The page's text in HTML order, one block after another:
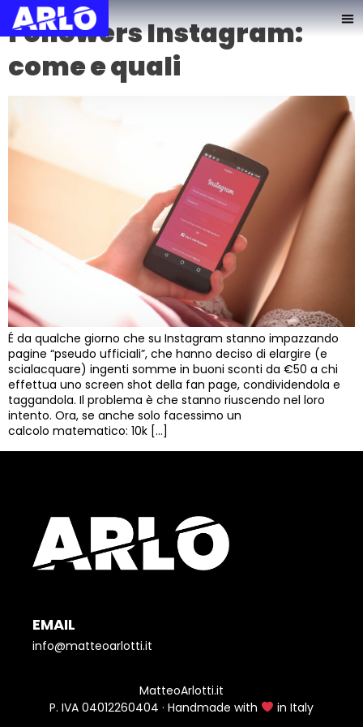
Followers Instagram:
come e quali
É da qualche giorno che su Instagram stanno impazzando
pagine “pseudo ufficiali”, che hanno deciso di elargire (e
scialacquare) ingenti somme in buoni sconti da €50 a chi
effettua uno screen shot della fan page, condividendola e
taggandola. Il problema è che stanno riuscendo nel loro
intento. Ora, se anche solo facessimo un
calcolo matematico: 10k […]
EMAIL
info@matteoarlotti.it
MatteoArlotti.it
P. IVA 04012260404 · Handmade with
in Italy